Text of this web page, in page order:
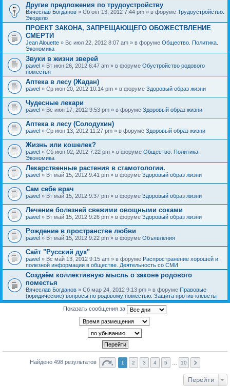
Другие предложения по трудоустройству
Вячеслав Богданов » Сб окт 13, 2012 7:44 pm » в форуме Трудоустройство.
Экодело
ПРОЕКТ ЗАКОНА, ЗАПРЕЩАЮЩЕГО ОБОЖЕСТВЛЕНИЕ
СМЕРТИ
Jean Alouette » Вс июл 22, 2012 8:07 am » в форуме Общество. Политика.
Экономика
Звуки в жизни зверей
pawel » Вт июн 26, 2012 6:47 am » в форуме Обустройство родового
поместья
Аптека в лесу (Жадан)
pawel » Ср июн 20, 2012 10:14 pm » в форуме Здоровый образ жизни
Чудесные лекари
pawel » Вс июн 17, 2012 9:53 pm » в форуме Здоровый образ жизни
Аптека в лесу (Солодухин)
pawel » Ср июн 13, 2012 11:27 pm » в форуме Здоровый образ жизни
Жизнь или кошелек?
pawel » Сб июн 02, 2012 7:22 pm » в форуме Общество. Политика.
Экономика
Лекарственные растения в стамотологии.
pawel » Вт май 15, 2012 9:41 pm » в форуме Здоровый образ жизни
Сам себе врач
pawel » Вт май 15, 2012 9:37 pm » в форуме Здоровый образ жизни
Лечение болезней свежими овощными соками
pawel » Вт май 15, 2012 9:26 pm » в форуме Здоровый образ жизни
Рождение в пространстве любви
pawel » Вт май 15, 2012 9:22 pm » в форуме Объявления
Сайт "Русский дух"
pawel » Вс май 13, 2012 9:15 am » в форуме Распространение хорошей и
полезной информации в обществе. Деятельность со СМИ
Создаём коллективную мысль о законе родового
поместья
Вячеслав Богданов » Сб мар 24, 2012 9:13 pm » в форуме Правовые
(юридические) вопросы по родовому поместью. Защита против клеветы
Показать сообщения за
Найдено 498 результатов 1 2 3 4 5 10
Перейти